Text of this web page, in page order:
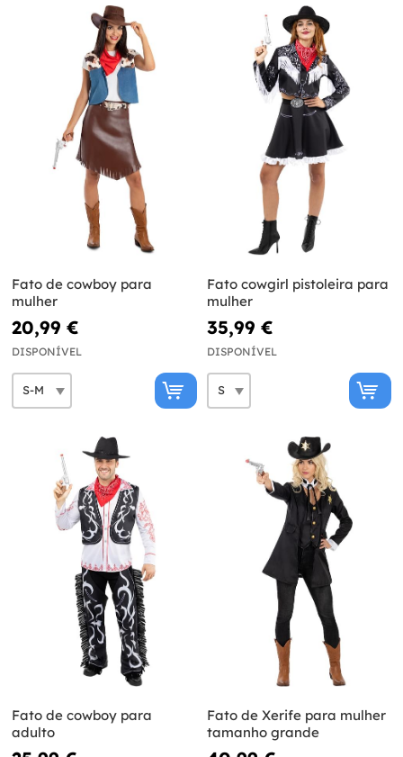
Fato de cowboy para
mulher
20,99 €
DISPONÍVEL
Fato cowgirl pistoleira para
mulher
35,99 €
DISPONÍVEL
Fato de cowboy para
adulto
Fato de Xerife para mulher
tamanho grande